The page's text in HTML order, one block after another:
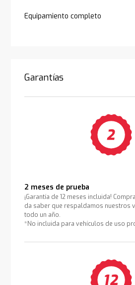
Equipamiento completo
Garantías
2 meses de prueba
¡Garantía de 12 meses incluida!
da saber que respaldamos nuestros
todo un año.
*No incluida para vehículos de uso